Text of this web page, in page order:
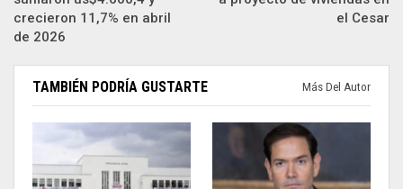
crecieron 11,7% en abril
de 2026
el Cesar
TAMBIÉN PODRÍA GUSTARTE Más Del Autor